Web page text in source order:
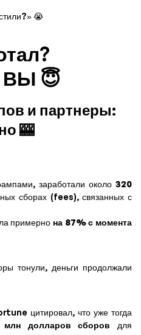
😭
ВЫ 😇
и партнеры:
🎰
заработали около 320
сборах (fees), связанных с
примерно на 87% с момента
тонули, деньги продолжали
цитировал, что уже тогда
млн долларов сборов для